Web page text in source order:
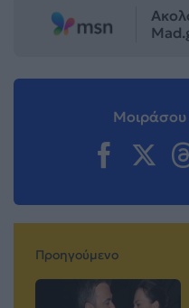
Μοιράσου
Προηγούμενο